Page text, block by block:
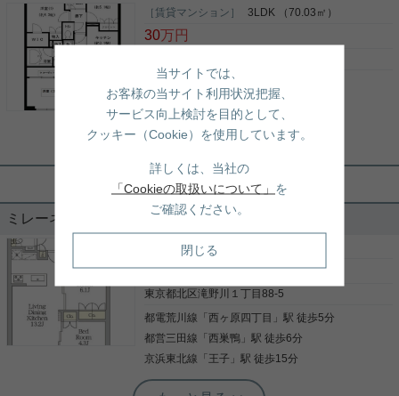
など豊富なので、衣類や履き物の整理がしやすく便
利です。セキュリティ面は、オートロック・TVイン
ターホンなど充実しているので、防犯対策もばっち
ントサービスなど様々な設備やサービスが揃ってい
るので便利です。室内設備は洗面所独立・浴室乾燥
機など大変充実しております。駅から徒歩9分に立
地する物件です。防犯意識が高い方にも嬉しい、防
犯カメラ設備付きです。防犯対策もバッチリなマン
必要なお住まいをお選びください。お住まい探しを
サポートしてまいります。
［賃貸マンション］ 3LDK （70.03㎡）
30万円
山手線
「巣鴨
」駅 徒歩12分
都営三田線「西巣鴨 」駅 徒歩10分
山手線
「 大塚 」駅 徒歩11分
ッフ小西
ピアノ相談可能・ペット飼育相談可能
２路線利用な巣鴨エリアから人気のマンションが登
れる街並み 新生活には最適です。 ペット可マンショ
写真(9)
詳細を見る
ミレーネ滝野川 202
［賃貸マンション］
22.5万円
東京都北区滝野川１丁目88-5
都電荒川線 「西ヶ原四丁目 」駅 徒歩5分
都営三田線 「西巣鴨 」駅 徒歩6分
京浜東北線 「 王子 」駅 徒歩15分
実用春日ホーム 千石店 会田将弘
当サイトでは、
お客様の当サイト利用状況把握、
サービス向上検討を目的として、
クッキー（Cookie）を使用しています。
詳しくは、当社の
「Cookieの取扱いについて」 を
ご確認ください。
閉じる